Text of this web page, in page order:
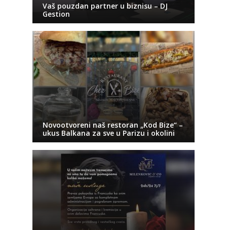
Vaš pouzdan partner u biznisu – DJ
Gestion
Novootvoreni naš restoran „Kod Bize“ –
ukus Balkana za sve u Parizu i okolini